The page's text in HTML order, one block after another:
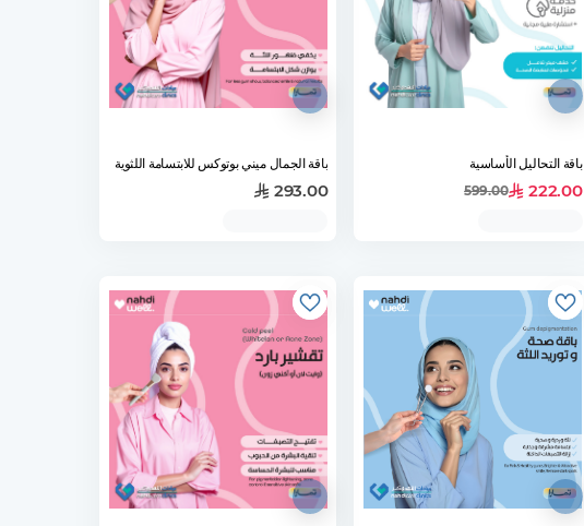
باقة التحاليل الأساسية
222.00
599.00
باقة الجمال ميني بوتوكس للابتسامة اللثوية
293.00